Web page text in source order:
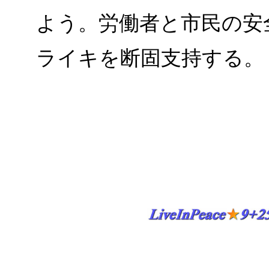
よう。労働者と市民の
ライキを断固支持する。